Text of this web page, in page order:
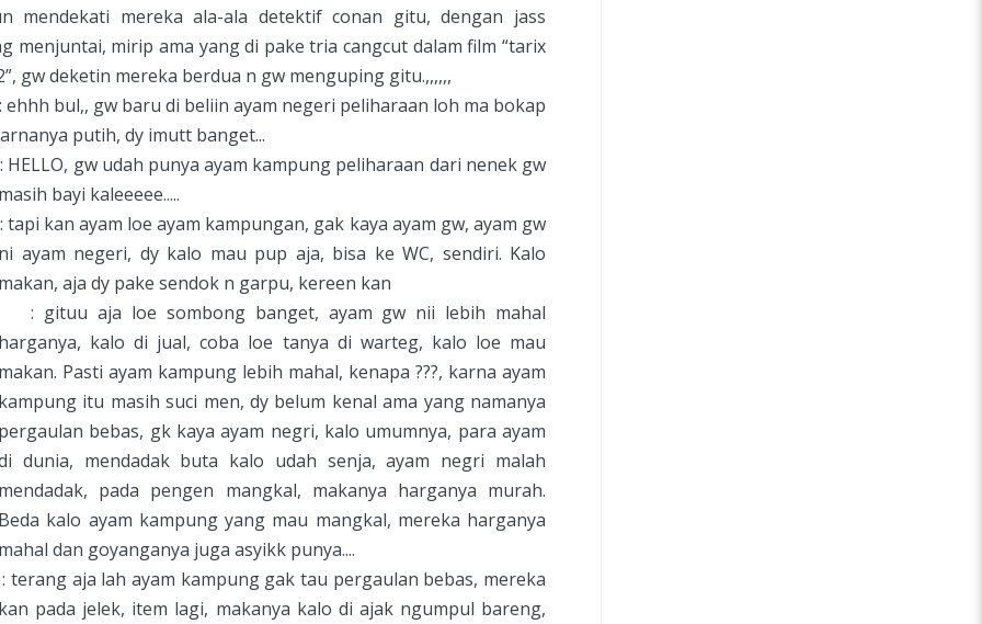
mendekati mereka ala-ala detektif conan gitu, dengan jass
menjuntai, mirip ama yang di pake tria cangcut dalam film “tarix
gw deketin mereka berdua n gw menguping gitu.,,,,,,
bul,, gw baru di beliin ayam negeri peliharaan loh ma bokap
putih, dy imutt banget...
gw udah punya ayam kampung peliharaan dari nenek gw
bayi kaleeeee.....
kan ayam loe ayam kampungan, gak kaya ayam gw, ayam gw
ayam negeri, dy kalo mau pup aja, bisa ke WC, sendiri. Kalo
aja dy pake sendok n garpu, kereen kan
aja loe sombong banget, ayam gw nii lebih mahal
kalo di jual, coba loe tanya di warteg, kalo loe mau
Pasti ayam kampung lebih mahal, kenapa ???, karna ayam
itu masih suci men, dy belum kenal ama yang namanya
bebas, gk kaya ayam negri, kalo umumnya, para ayam
dunia, mendadak buta kalo udah senja, ayam negri malah
pada pengen mangkal, makanya harganya murah.
kalo ayam kampung yang mau mangkal, mereka harganya
dan goyanganya juga asyikk punya....
aja lah ayam kampung gak tau pergaulan bebas, mereka
pada jelek, item lagi, makanya kalo di ajak ngumpul bareng,